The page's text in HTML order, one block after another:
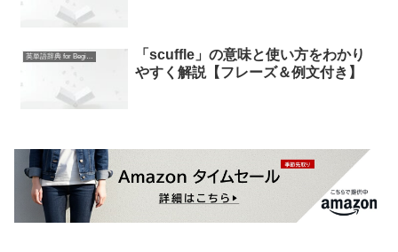
英単語辞典 for Beginners
「scuffle」の意味と使い方をわかり
やすく解説【フレーズ＆例文付き】